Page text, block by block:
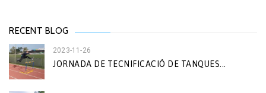
RECENT BLOG
2023-11-26
JORNADA DE TECNIFICACIÓ DE TANQUES...